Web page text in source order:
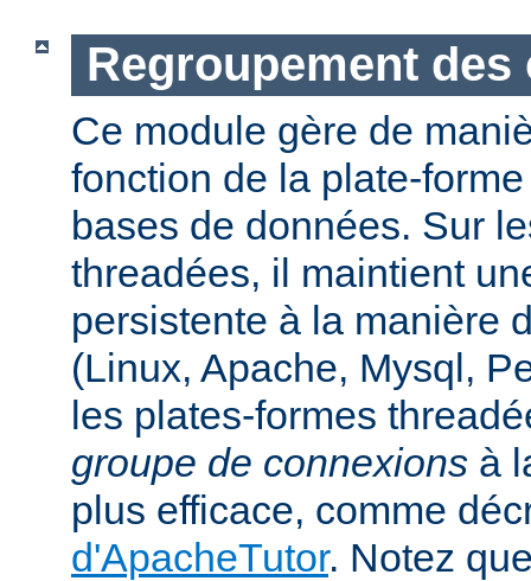
Regroupement
Ce module gère de
fonction de la plate-
bases de données. Sur
threadées, il maintient
persistente à la manière
(Linux, Apache, Mysql,
les plates-formes
groupe de connexions à
plus efficace, comme
d'ApacheTutor. Notez